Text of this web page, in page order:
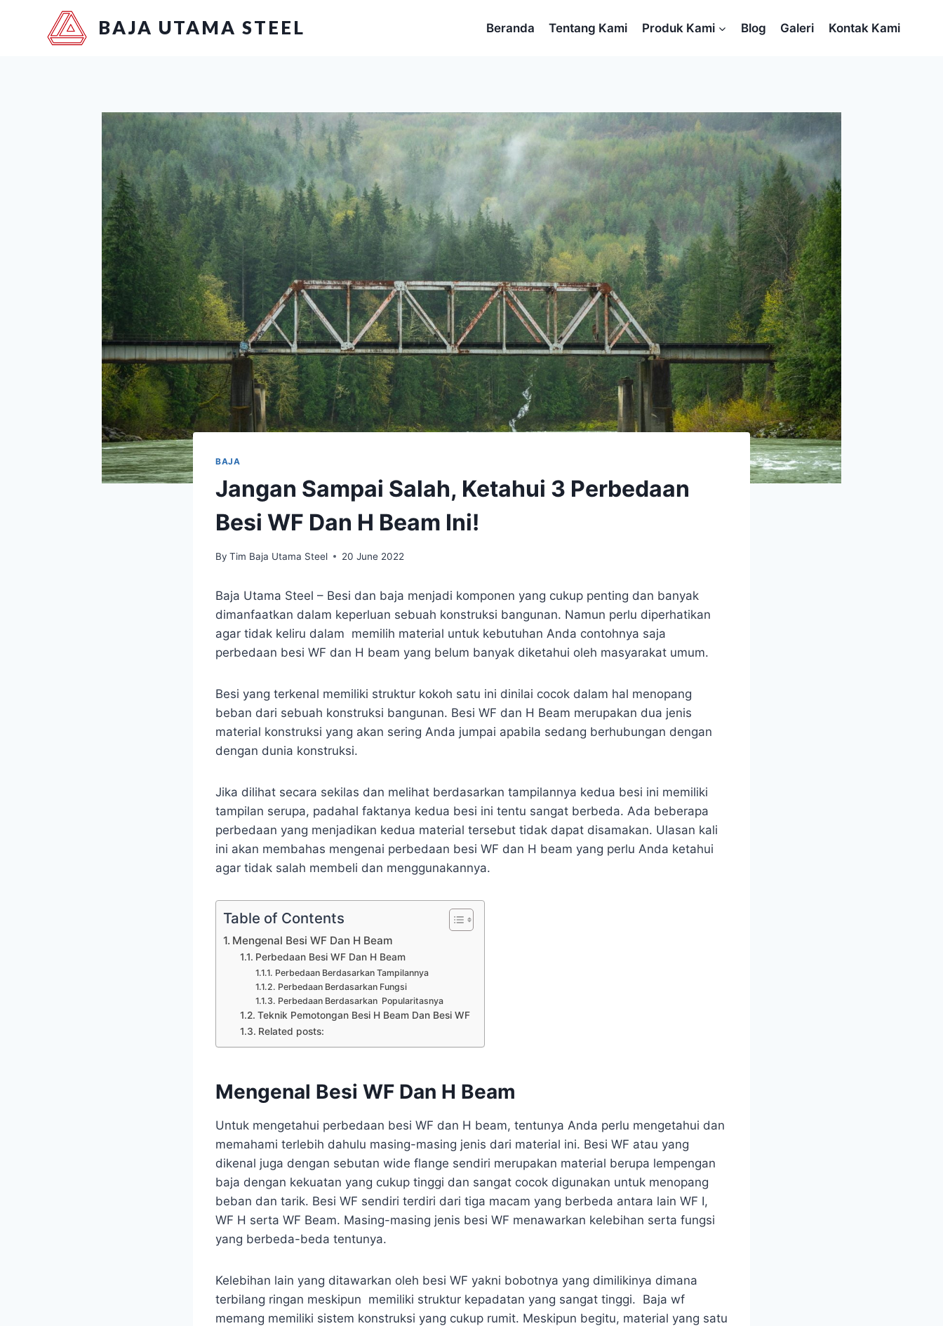
BAJA UTAMA STEEL Beranda Tentang Kami Produk Kami Blog Galeri Kontak Kami
BAJA
Jangan Sampai Salah, Ketahui 3 Perbedaan
Besi WF Dan H Beam Ini!
By Tim Baja Utama Steel 20 June 2022
Baja Utama Steel – Besi dan baja menjadi komponen yang cukup penting dan banyak
dimanfaatkan dalam keperluan sebuah konstruksi bangunan. Namun perlu diperhatikan
agar tidak keliru dalam memilih material untuk kebutuhan Anda contohnya saja
perbedaan besi WF dan H beam yang belum banyak diketahui oleh masyarakat umum.
Besi yang terkenal memiliki struktur kokoh satu ini dinilai cocok dalam hal menopang
beban dari sebuah konstruksi bangunan. Besi WF dan H Beam merupakan dua jenis
material konstruksi yang akan sering Anda jumpai apabila sedang berhubungan dengan
dengan dunia konstruksi.
Jika dilihat secara sekilas dan melihat berdasarkan tampilannya kedua besi ini memiliki
tampilan serupa, padahal faktanya kedua besi ini tentu sangat berbeda. Ada beberapa
perbedaan yang menjadikan kedua material tersebut tidak dapat disamakan. Ulasan kali
ini akan membahas mengenai perbedaan besi WF dan H beam yang perlu Anda ketahui
agar tidak salah membeli dan menggunakannya.
Table of Contents
Mengenal Besi WF Dan H Beam
Perbedaan Besi WF Dan H Beam
Perbedaan Berdasarkan Tampilannya
Perbedaan Berdasarkan Fungsi
Perbedaan Berdasarkan Popularitasnya
Teknik Pemotongan Besi H Beam Dan Besi WF
Related posts:
Mengenal Besi WF Dan H Beam
Untuk mengetahui perbedaan besi WF dan H beam, tentunya Anda perlu mengetahui dan
memahami terlebih dahulu masing-masing jenis dari material ini. Besi WF atau yang
dikenal juga dengan sebutan wide flange sendiri merupakan material berupa lempengan
baja dengan kekuatan yang cukup tinggi dan sangat cocok digunakan untuk menopang
beban dan tarik. Besi WF sendiri terdiri dari tiga macam yang berbeda antara lain WF I,
WF H serta WF Beam. Masing-masing jenis besi WF menawarkan kelebihan serta fungsi
yang berbeda-beda tentunya.
Kelebihan lain yang ditawarkan oleh besi WF yakni bobotnya yang dimilikinya dimana
terbilang ringan meskipun memiliki struktur kepadatan yang sangat tinggi. Baja wf
memang memiliki sistem konstruksi yang cukup rumit. Meskipun begitu, material yang satu